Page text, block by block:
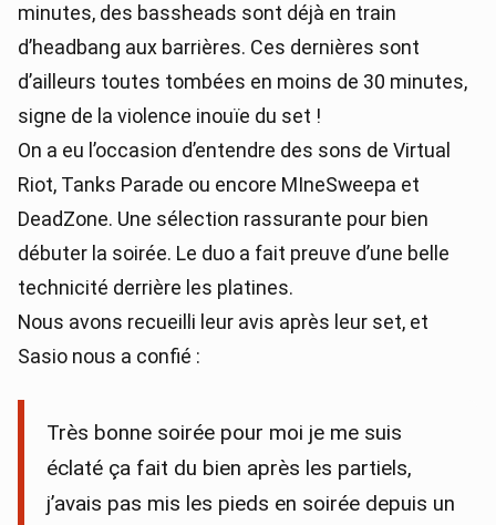
minutes, des bassheads sont déjà en train
d’headbang aux barrières. Ces dernières sont
d’ailleurs toutes tombées en moins de 30 minutes,
signe de la violence inouïe du set !
On a eu l’occasion d’entendre des sons de Virtual
Riot, Tanks Parade ou encore MIneSweepa et
DeadZone. Une sélection rassurante pour bien
débuter la soirée. Le duo a fait preuve d’une belle
technicité derrière les platines.
Nous avons recueilli leur avis après leur set, et
Sasio nous a confié :
Très bonne soirée pour moi je me suis
éclaté ça fait du bien après les partiels,
j’avais pas mis les pieds en soirée depuis un